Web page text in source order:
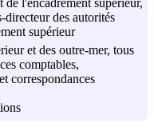
de l'encadrement supérieur,
directeur des autorités
supérieur
et des outre-mer, tous
comptables,
correspondances